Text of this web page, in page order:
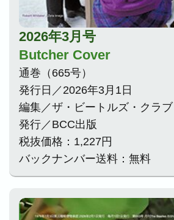
2026年3月号
Butcher Cover
通巻（665号）
発行日／2026年3月1日
編集／ザ・ビートルズ・クラブ
発行／BCC出版
税抜価格：1,227円
バックナンバー送料：無料